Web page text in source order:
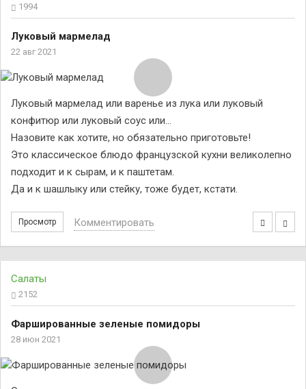
1994
Луковый мармелад
22 авг 2021
Луковый мармелад или варенье из лука или луковый
конфитюр или луковый соус или…
Назовите как хотите, но обязательно приготовьте!
Это классическое блюдо французской кухни великолепно
подходит и к сырам, и к паштетам.
Да и к шашлыку или стейку, тоже будет, кстати.
Просмотр Комментировать
Салаты
2152
Фаршированные зеленые помидоры
28 июн 2021